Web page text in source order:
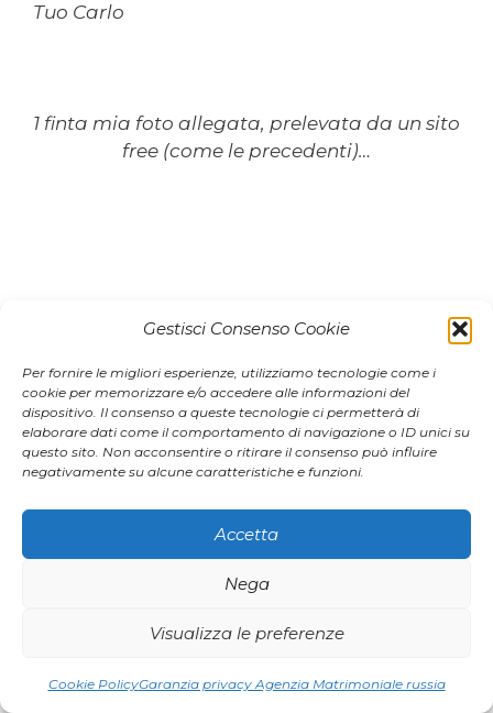
Gestisci Consenso Cookie
Per fornire le migliori esperienze, utilizziamo tecnologie come i
cookie per memorizzare e/o accedere alle informazioni del
dispositivo. Il consenso a queste tecnologie ci permetterà di
elaborare dati come il comportamento di navigazione o ID unici su
questo sito. Non acconsentire o ritirare il consenso può influire
negativamente su alcune caratteristiche e funzioni.
Accetta
Nega
Visualizza le preferenze
Cookie PolicyGaranzia privacy Agenzia Matrimoniale russia
Tuo Carlo
1 finta mia foto allegata, prelevata da un sito
free (come le precedenti)…
27 giugno 2008 16.40 Carlo –> Jana
I forgot this :
My phone number is : 340*******22
Please call me, i want to hear from
your voice !!
Ho dimenticato questo :
Il mio numero di telfono è : 340*******22
Bene siamo quasi all’epilogo, sembra. Ecco